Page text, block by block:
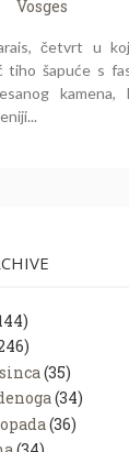
Vosges
četvrt u
tiho šapuće s
kamena,
(35)
(34)
(36)